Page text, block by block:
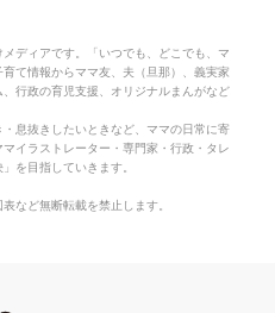
ディアです。「いつでも、どこでも、マ
て情報からママ友、夫（旦那）、義実家
行政の育児支援、オリジナルまんがなど
息抜きしたいときなど、ママの日常に寄
イラストレーター・専門家・行政・タレ
を目指していきます。
など無断転載を禁止します。